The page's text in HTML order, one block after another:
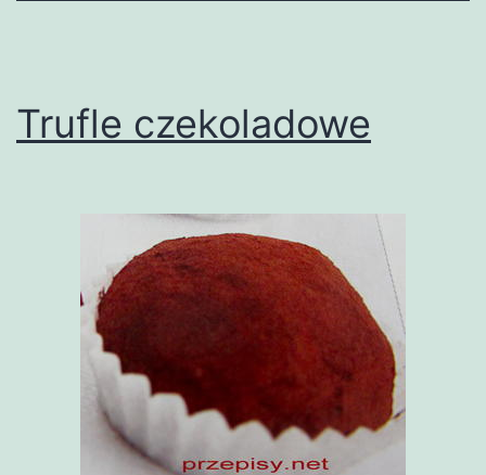
Trufle czekoladowe